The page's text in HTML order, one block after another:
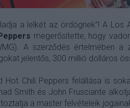
a lelkét az ördögnek”! A Los
megerősítette, hogy
A szerződés értelmében a
jelentős, 300 millió dolláros
Hot Chili Peppers felállása is
Smith és John Frusciante
a master felvételeik